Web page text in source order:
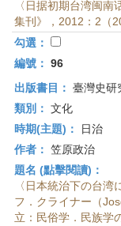
〈日据初期台湾闽
集刊》，2012：2（
勾選：
編號： 96
出版書目： 臺灣史研
類別： 文化
時期(主題)：
日治
作者： 笠原政治
題名 (點擊閱讀)：
〈日本統治下の台
フ．クライナー（
立：民俗学．民族学